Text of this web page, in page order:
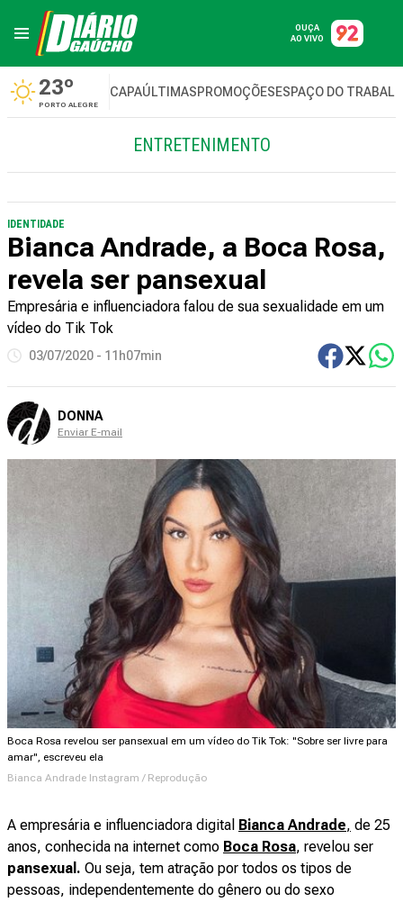
OUÇA
AO VIVO
23º
PORTO ALEGRE
CAPAÚLTIMASPROMOÇÕESESPAÇO DO
ENTRETENIMENTO
IDENTIDADE
Bianca Andrade, a Boca Rosa,
revela ser pansexual
Empresária e influenciadora falou de sua sexualidade em um
vídeo do Tik Tok
03/07/2020 - 11h07min
DONNA
Enviar E-mail
Boca Rosa revelou ser pansexual em um vídeo do Tik Tok: "Sobre ser livre para
amar", escreveu ela
Bianca Andrade Instagram / Reprodução
A empresária e influenciadora digital Bianca Andrade, de 25
anos, conhecida na internet como Boca Rosa, revelou ser
pansexual. Ou seja, tem atração por todos os tipos de
pessoas, independentemente do gênero ou do sexo